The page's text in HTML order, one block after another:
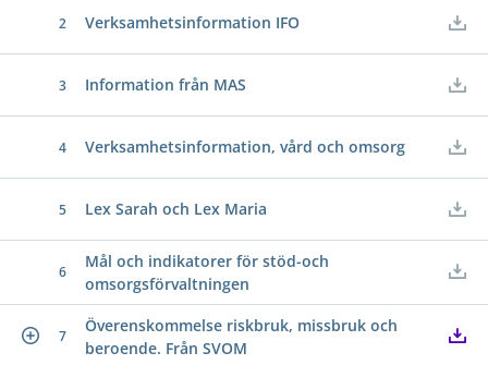
2 Verksamhetsinformation IFO
3 Information från MAS
4 Verksamhetsinformation, vård och omsorg
5 Lex Sarah och Lex Maria
6
Mål och indikatorer för stöd-och
omsorgsförvaltningen
7
Överenskommelse riskbruk, missbruk och
beroende. Från SVOM